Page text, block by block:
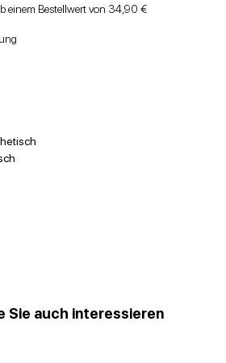
einem Bestellwert von 34,90 €
Sie auch interessieren